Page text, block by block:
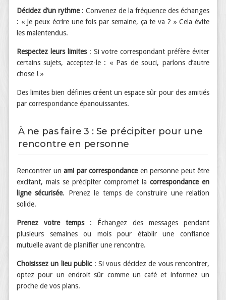
Décidez d’un rythme: Convenez de la fréquence des échanges
: « Je peux écrire une fois par semaine, ça te va ? » Cela évite
les malentendus.
Respectez leurs limites: Si votre correspondant préfère éviter
certains sujets, acceptez-le : « Pas de souci, parlons d’autre
chose ! »
Des limites bien définies créent un espace sûr pour des amitiés
par correspondance épanouissantes.
À ne pas faire 3 : Se précipiter pour une
rencontre en personne
Rencontrer un ami par correspondanceen personne peut être
excitant, mais se précipiter compromet la correspondance en
ligne sécurisée. Prenez le temps de construire une relation
solide.
Prenez votre temps: Échangez des messages pendant
plusieurs semaines ou mois pour établir une confiance
mutuelle avant de planifier une rencontre.
Choisissez un lieu public: Si vous décidez de vous rencontrer,
optez pour un endroit sûr comme un café et informez un
proche de vos plans.